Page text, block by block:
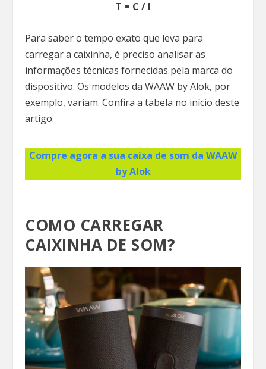
T = C / I
Para saber o tempo exato que leva para
carregar a caixinha, é preciso analisar as
informações técnicas fornecidas pela marca do
dispositivo. Os modelos da WAAW by Alok, por
exemplo, variam. Confira a tabela no início deste
artigo.
Compre agora a sua caixa de som da WAAW
by Alok
COMO CARREGAR
CAIXINHA DE SOM?